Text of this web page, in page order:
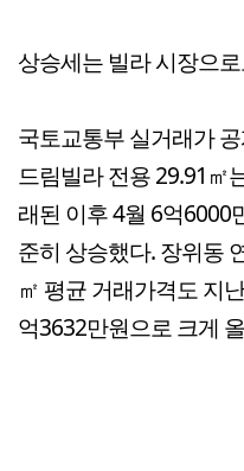
상승세는 빌라 시장으
국토교통부 실거래가
드림빌라 전용 29.91㎡
래된 이후 4월 6억6000
준히 상승했다. 장위동
㎡ 평균 거래가격도 지
억3632만원으로 크게